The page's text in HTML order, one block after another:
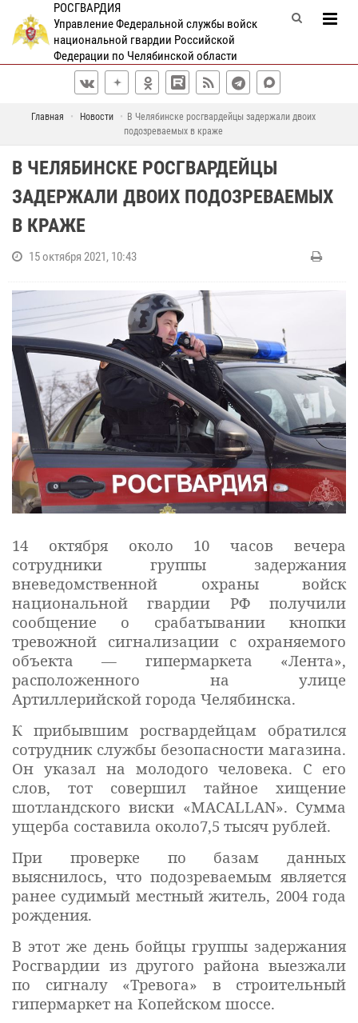
РОСГВАРДИЯ
Управление Федеральной службы войск
национальной гвардии Российской
Федерации по Челябинской области
Главная Новости
В Челябинске росгвардейцы задержали двоих
подозреваемых в краже
В ЧЕЛЯБИНСКЕ РОСГВАРДЕЙЦЫ
ЗАДЕРЖАЛИ ДВОИХ ПОДОЗРЕВАЕМЫХ
В КРАЖЕ
15 октября 2021, 10:43
14 октября около 10 часов вечера
сотрудники группы задержания
вневедомственной охраны войск
национальной гвардии РФ получили
сообщение о срабатывании кнопки
тревожной сигнализации с охраняемого
объекта — гипермаркета «Лента»,
расположенного на улице
Артиллерийской города Челябинска.
К прибывшим росгвардейцам обратился
сотрудник службы безопасности магазина.
Он указал на молодого человека. С его
слов, тот совершил тайное хищение
шотландского виски «MACALLAN». Сумма
ущерба составила около7,5 тысяч рублей.
При проверке по базам данных
выяснилось, что подозреваемым является
ранее судимый местный житель, 2004 года
рождения.
В этот же день бойцы группы задержания
Росгвардии из другого района выезжали
по сигналу «Тревога» в строительный
гипермаркет на Копейском шоссе.